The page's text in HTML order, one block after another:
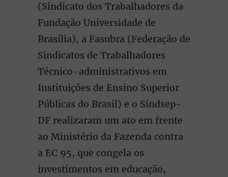
(Sindicato dos Trabalhadores da
Fundação Universidade de
Brasília), a Fasubra (Federação de
Sindicatos de Trabalhadores
Técnico-administrativos em
Instituições de Ensino Superior
Públicas do Brasil) e o Sindsep-
DF realizaram um ato em frente
ao Ministério da Fazenda contra
a EC 95, que congela os
investimentos em educação,